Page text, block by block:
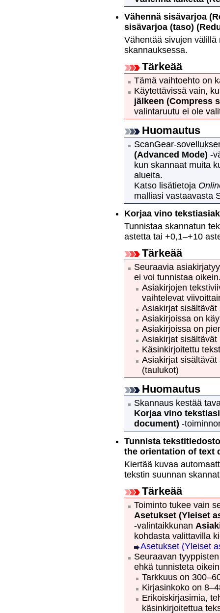
Vähennä sisävarjoa
sisävarjoa (taso)
Vähentää sivujen
skannauksessa.
Tärkeää
Tämä vaihtoehto on
Käytettävissä vain,
jälkeen (Compress
valintaruutu ei ole
Huomautus
ScanGear-
(Advanced Mode) -
kun skannaat muita
alueita.
Katso lisätietoja
malliasi vastaavasta
Korjaa vino
Tunnistaa skannatun
astetta tai +0,1–+10
Tärkeää
Seuraavia
ei voi tunnistaa
Asiakirjojen
vaihtelevat
Asiakirjat
Asiakirjoissa on
Asiakirjoissa on
Asiakirjat
Käsinkirjoitettu
Asiakirjat
(taulukot)
Huomautus
Skannaus kestää
Korjaa vino
document) -
Tunnista
the orientation of text
Kiertää kuvaa
tekstin suunnan
Tärkeää
Toiminto tukee vain
Asetukset (Yleiset
-valintaikkunan
kohdasta valittavilla
Asetukset (Yleiset
Seuraavan
ehkä tunnisteta
Tarkkuus on
Kirjasinkoko on
Erikoiskirjasimia,
käsinkirjoitettua